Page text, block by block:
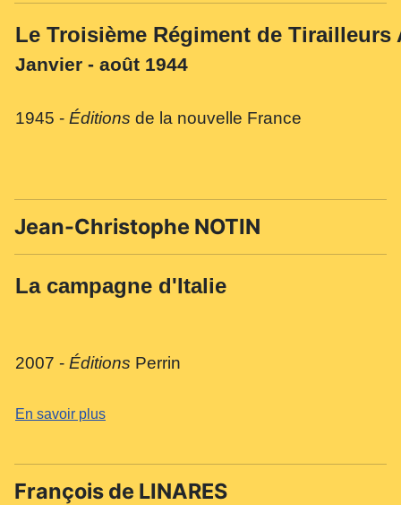
Le Troisième Régiment de Tirailleurs
Janvier - août 1944
1945 - Éditions de la nouvelle France
Jean-Christophe NOTIN
La campagne d'Italie
2007 - Éditions Perrin
En savoir plus
François de LINARES